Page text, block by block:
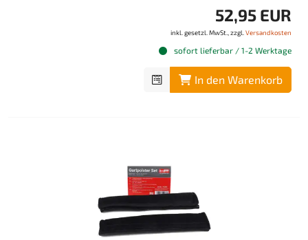
52,95 EUR
inkl. gesetzl. MwSt., zzgl. Versandkosten
sofort lieferbar / 1-2 Werktage
In den Warenkorb